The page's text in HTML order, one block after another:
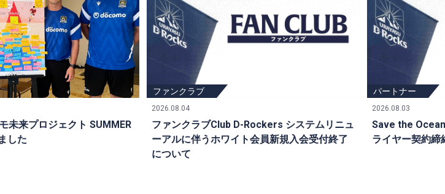
未来プロジェクト SUMMER
した
ニュース
ファンクラブ
2026.08.04
ファンクラブClub D-Rockers システムリニュ
ーアルに伴うホワイト会員新規入会受付終了
について
ニュース
パートナー
2026.08.03
Save the
ライヤー契約締